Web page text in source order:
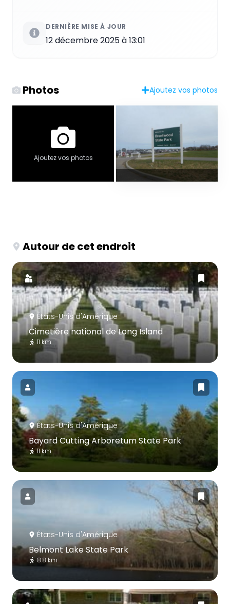
DERNIÈRE MISE À JOUR
12 décembre 2025 à 13:01
Photos Ajoutez vos photos
Ajoutez vos photos
Autour de cet endroit
États-Unis d'Amérique
Cimetière national de Long Island
11 km
États-Unis d'Amérique
Bayard Cutting Arboretum State Park
11 km
États-Unis d'Amérique
Belmont Lake State Park
8.8 km